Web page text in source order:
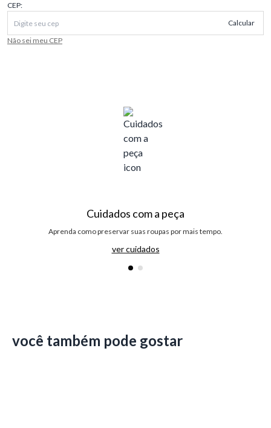
CEP:
Calcular
Não sei meu CEP
Cuidados com a peça
Aprenda como preservar suas roupas por mais tempo.
ver cuidados
você também pode gostar